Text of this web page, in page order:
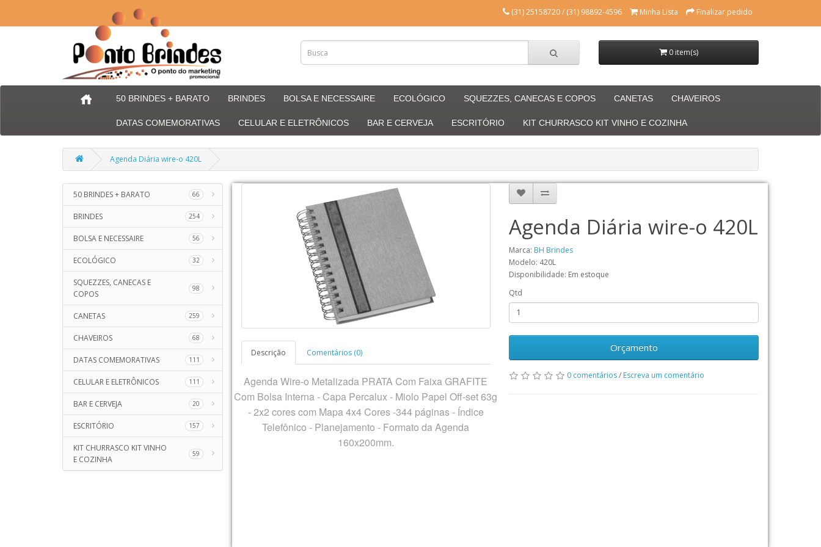
(31) 25158720 / (31) 98892-4596 Minha Lista Finalizar pedido
0 item(s)
50 BRINDES + BARATO BRINDES BOLSA E NECESSAIRE ECOLÓGICO SQUEZZES, CANECAS E COPOS CANETAS CHAVEIROS
DATAS COMEMORATIVAS CELULAR E ELETRÔNICOS BAR E CERVEJA ESCRITÓRIO KIT CHURRASCO KIT VINHO E COZINHA
Agenda Diária wire-o 420L
50 BRINDES + BARATO 66
BRINDES 254
BOLSA E NECESSAIRE 56
ECOLÓGICO 32
SQUEZZES, CANECAS E
COPOS
98
CANETAS 259
CHAVEIROS 68
DATAS COMEMORATIVAS 111
CELULAR E ELETRÔNICOS 111
BAR E CERVEJA 20
ESCRITÓRIO 157
KIT CHURRASCO KIT VINHO
E COZINHA
59
Descrição Comentários (0)
Agenda Wire-o Metalizada PRATA Com Faixa GRAFITE
Com Bolsa Interna - Capa Percalux - Miolo Papel Off-set 63g
- 2x2 cores com Mapa 4x4 Cores -344 páginas - Índice
Telefônico - Planejamento - Formato da Agenda
160x200mm.
Agenda Diária wire-o 420L
Marca: BH Brindes
Modelo: 420L
Disponibilidade: Em estoque
Qtd
Orçamento
0 comentários/ Escreva um comentário